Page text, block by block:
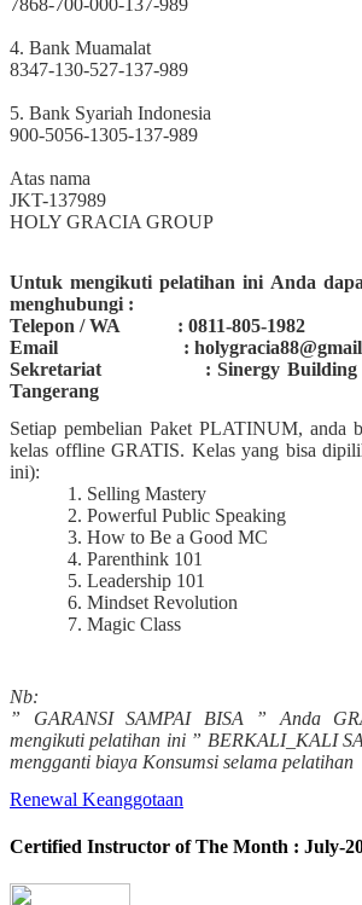
7868-700-000-137-989
4. Bank Muamalat
8347-130-527-137-989
5. Bank Syariah Indonesia
900-5056-1305-137-989
Atas nama
JKT-137989
HOLY GRACIA GROUP
Untuk mengikuti pelatihan ini Anda
menghubungi :
Telepon / WA : 0811-805-1982
Email :
Sekretariat : Sinergy Building
Tangerang
Setiap pembelian Paket PLATINUM, anda
kelas offline GRATIS. Kelas yang bisa
ini):
Selling Mastery
Powerful Public Speaking
How to Be a Good MC
Parenthink 101
Leadership 101
Mindset Revolution
Magic Class
Nb:
” GARANSI SAMPAI BISA ” Anda
mengikuti pelatihan ini ” BERKALI_KALI
mengganti biaya Konsumsi selama pelatihan
Renewal Keanggotaan
Certified Instructor of The Month : July-